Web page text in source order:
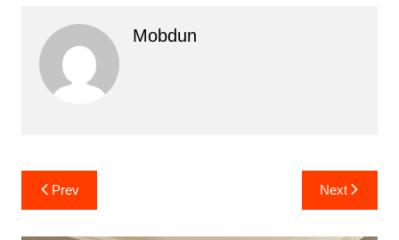
Mobdun
Yazı
gezinmesi
Prev Next